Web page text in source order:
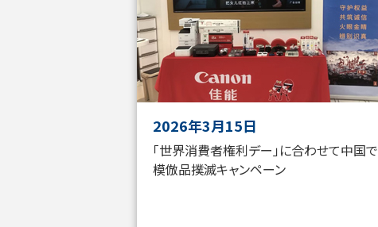
2026年3月15日
「世界消費者権利デー」に合わせて中国で
模倣品撲滅キャンペーン